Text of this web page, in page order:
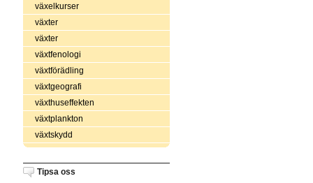
växelkurser
växter
växter
växtfenologi
växtförädling
växtgeografi
växthuseffekten
växtplankton
växtskydd
Tipsa oss